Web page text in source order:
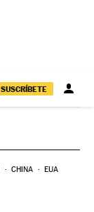
SUSCRÍBETE
CHINA EUA